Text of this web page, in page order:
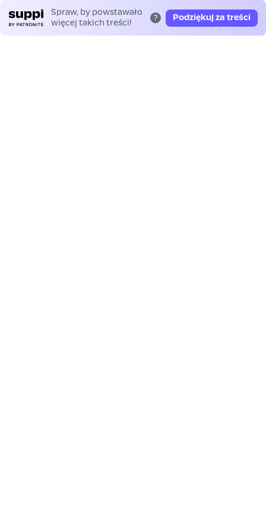
Spraw, by powstawało
więcej takich treści!
? Podziękuj za treści